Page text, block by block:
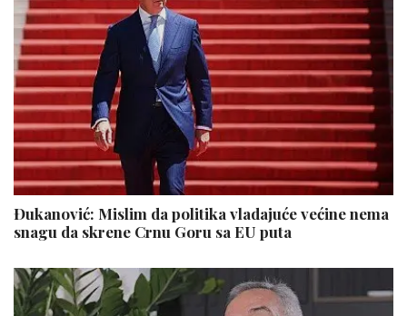
Đukanović: Mislim da politika vladajuće većine nema
snagu da skrene Crnu Goru sa EU puta